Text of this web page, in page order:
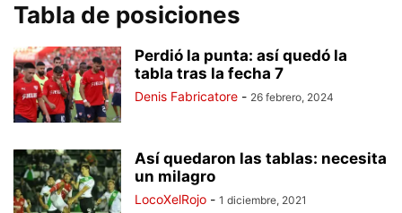
Tabla de posiciones
Perdió la punta: así quedó la
tabla tras la fecha 7
Denis Fabricatore - 26 febrero, 2024
Así quedaron las tablas: necesita
un milagro
LocoXelRojo - 1 diciembre, 2021